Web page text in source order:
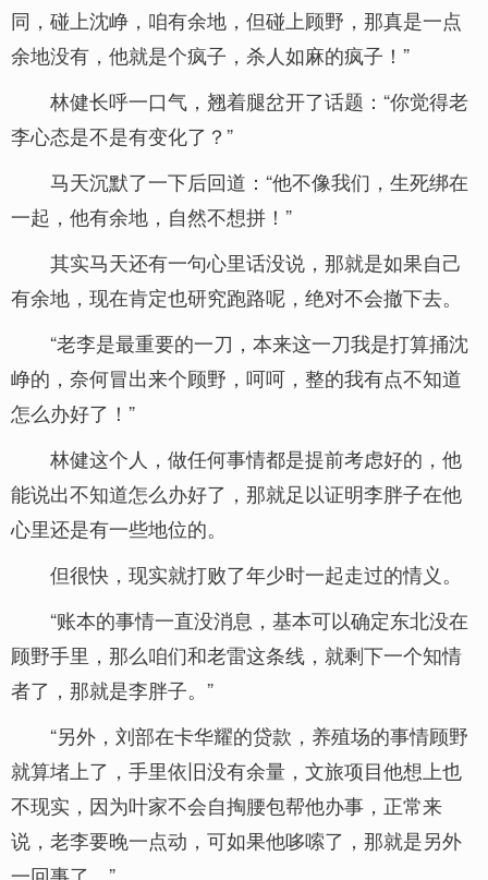
同，碰上沈峥，咱有余地，但碰上顾野，那真是一点
余地没有，他就是个疯子，杀人如麻的疯子！”
林健长呼一口气，翘着腿岔开了话题：“你觉得老
李心态是不是有变化了？”
马天沉默了一下后回道：“他不像我们，生死绑在
一起，他有余地，自然不想拼！”
其实马天还有一句心里话没说，那就是如果自己
有余地，现在肯定也研究跑路呢，绝对不会撤下去。
“老李是最重要的一刀，本来这一刀我是打算捅沈
峥的，奈何冒出来个顾野，呵呵，整的我有点不知道
怎么办好了！”
林健这个人，做任何事情都是提前考虑好的，他
能说出不知道怎么办好了，那就足以证明李胖子在他
心里还是有一些地位的。
但很快，现实就打败了年少时一起走过的情义。
“账本的事情一直没消息，基本可以确定东北没在
顾野手里，那么咱们和老雷这条线，就剩下一个知情
者了，那就是李胖子。”
“另外，刘部在卡华耀的贷款，养殖场的事情顾野
就算堵上了，手里依旧没有余量，文旅项目他想上也
不现实，因为叶家不会自掏腰包帮他办事，正常来
说，老李要晚一点动，可如果他哆嗦了，那就是另外